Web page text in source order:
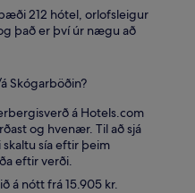
212 hótel, orlofsleigur
það er því úr nægu að
Skógarböðin?
á Hotels.com
og hvenær. Til að sjá
sía eftir þeim
eftir verði.
á nótt frá 15.905 kr.